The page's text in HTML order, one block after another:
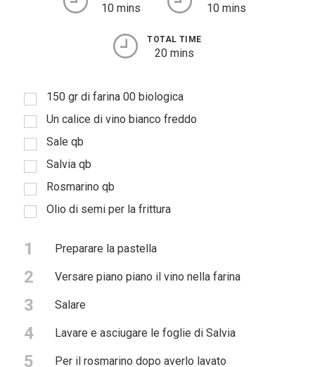
10 mins 10 mins
TOTAL TIME
20 mins
150 gr di farina 00 biologica
Un calice di vino bianco freddo
Sale qb
Salvia qb
Rosmarino qb
Olio di semi per la frittura
1 Preparare la pastella
2 Versare piano piano il vino nella farina
3 Salare
4 Lavare e asciugare le foglie di Salvia
5 Per il rosmarino dopo averlo lavato